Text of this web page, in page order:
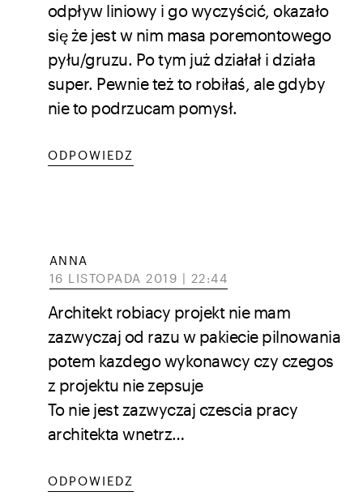
odpływ liniowy i go wyczyścić, okazało
się że jest w nim masa poremontowego
pyłu/gruzu. Po tym już działał i działa
super. Pewnie też to robiłaś, ale gdyby
nie to podrzucam pomysł.
ODPOWIEDZ
ANNA
16 LISTOPADA 2019 | 22:44
Architekt robiacy projekt nie mam
zazwyczaj od razu w pakiecie pilnowania
potem kazdego wykonawcy czy czegos
z projektu nie zepsuje
To nie jest zazwyczaj czescia pracy
architekta wnetrz…
ODPOWIEDZ